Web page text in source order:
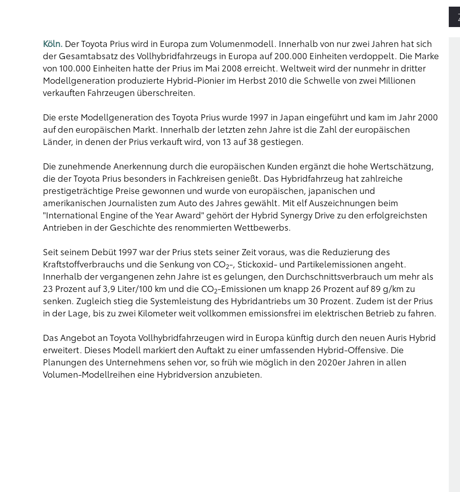
Köln. Der Toyota Prius wird in Europa zum Volumenmodell. Innerhalb von nur zwei Jahren hat sich
der Gesamtabsatz des Vollhybridfahrzeugs in Europa auf 200.000 Einheiten verdoppelt. Die Marke
von 100.000 Einheiten hatte der Prius im Mai 2008 erreicht. Weltweit wird der nunmehr in dritter
Modellgeneration produzierte Hybrid-Pionier im Herbst 2010 die Schwelle von zwei Millionen
verkauften Fahrzeugen überschreiten.
Die erste Modellgeneration des Toyota Prius wurde 1997 in Japan eingeführt und kam im Jahr 2000
auf den europäischen Markt. Innerhalb der letzten zehn Jahre ist die Zahl der europäischen
Länder, in denen der Prius verkauft wird, von 13 auf 38 gestiegen.
Die zunehmende Anerkennung durch die europäischen Kunden ergänzt die hohe Wertschätzung,
die der Toyota Prius besonders in Fachkreisen genießt. Das Hybridfahrzeug hat zahlreiche
prestigeträchtige Preise gewonnen und wurde von europäischen, japanischen und
amerikanischen Journalisten zum Auto des Jahres gewählt. Mit elf Auszeichnungen beim
"International Engine of the Year Award" gehört der Hybrid Synergy Drive zu den erfolgreichsten
Antrieben in der Geschichte des renommierten Wettbewerbs.
Seit seinem Debüt 1997 war der Prius stets seiner Zeit voraus, was die Reduzierung des
Kraftstoffverbrauchs und die Senkung von CO2-, Stickoxid- und Partikelemissionen angeht.
Innerhalb der vergangenen zehn Jahre ist es gelungen, den Durchschnittsverbrauch um mehr als
23 Prozent auf 3,9 Liter/100 km und die CO2-Emissionen um knapp 26 Prozent auf 89 g/km zu
senken. Zugleich stieg die Systemleistung des Hybridantriebs um 30 Prozent. Zudem ist der Prius
in der Lage, bis zu zwei Kilometer weit vollkommen emissionsfrei im elektrischen Betrieb zu fahren.
Das Angebot an Toyota Vollhybridfahrzeugen wird in Europa künftig durch den neuen Auris Hybrid
erweitert. Dieses Modell markiert den Auftakt zu einer umfassenden Hybrid-Offensive. Die
Planungen des Unternehmens sehen vor, so früh wie möglich in den 2020er Jahren in allen
Volumen-Modellreihen eine Hybridversion anzubieten.